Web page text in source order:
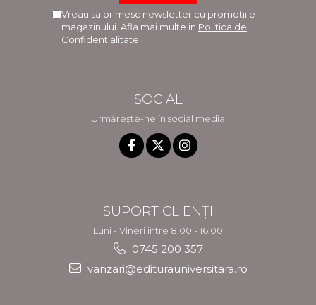
Vreau sa primesc newsletter cu promotiile
magazinului. Afla mai multe in Politica de
Confidentialitate
SOCIAL
Urmărește-ne în social media
SUPORT CLIENȚI
Luni - Vineri intre 8.00 - 16.00
0745 200 357
vanzari@editurauniversitara.ro